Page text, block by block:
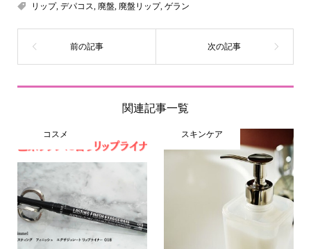
リップ, デパコス 廃盤, 廃盤リップ, ゲラン
関連記事一覧
コスメ スキンケア